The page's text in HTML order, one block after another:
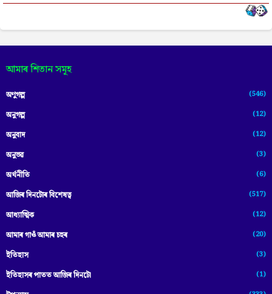
আমাৰ শিতান সমূহ
অণুগল্প (546)
অনুগল্প (12)
অনুবাদ (12)
অনুভৱ (3)
অৰ্থনীতি (6)
আজিৰ দিনটোৰ বিশেষত্ব (517)
আধ্যাত্মিক (12)
আমাৰ গাওঁ আমাৰ চহৰ (20)
ইতিহাস (3)
ইতিহাসৰ পাতত আজিৰ দিনটো (1)